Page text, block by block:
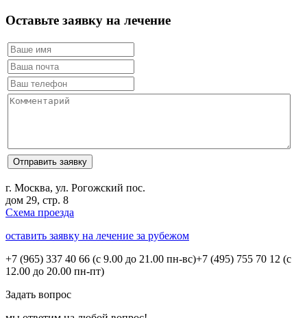
Оставьте заявку на лечение
г. Москва, ул. Рогожский пос.
дом 29, стр. 8
Схема проезда
оставить заявку на лечение за рубежом
+7 (965) 337 40 66 (с 9.00 до 21.00 пн-вс)+7 (495) 755 70 12 (с
12.00 до 20.00 пн-пт)
Задать вопрос